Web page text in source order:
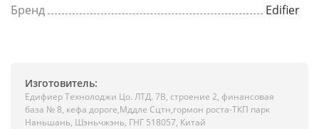
Бренд
Edifier
Изготовитель:
Едифиер Технолоджи Цо. ЛТД. 7В, строение 2, финансовая
база № 8, кефа дороге,Мддле Сцтн,гормон роста-ТКП парк
Наньшань, Шэньчжэнь, ГНГ 518057, Китай